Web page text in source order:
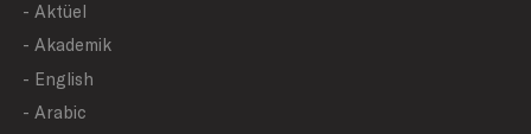
- Aktüel
- Akademik
- English
- Arabic